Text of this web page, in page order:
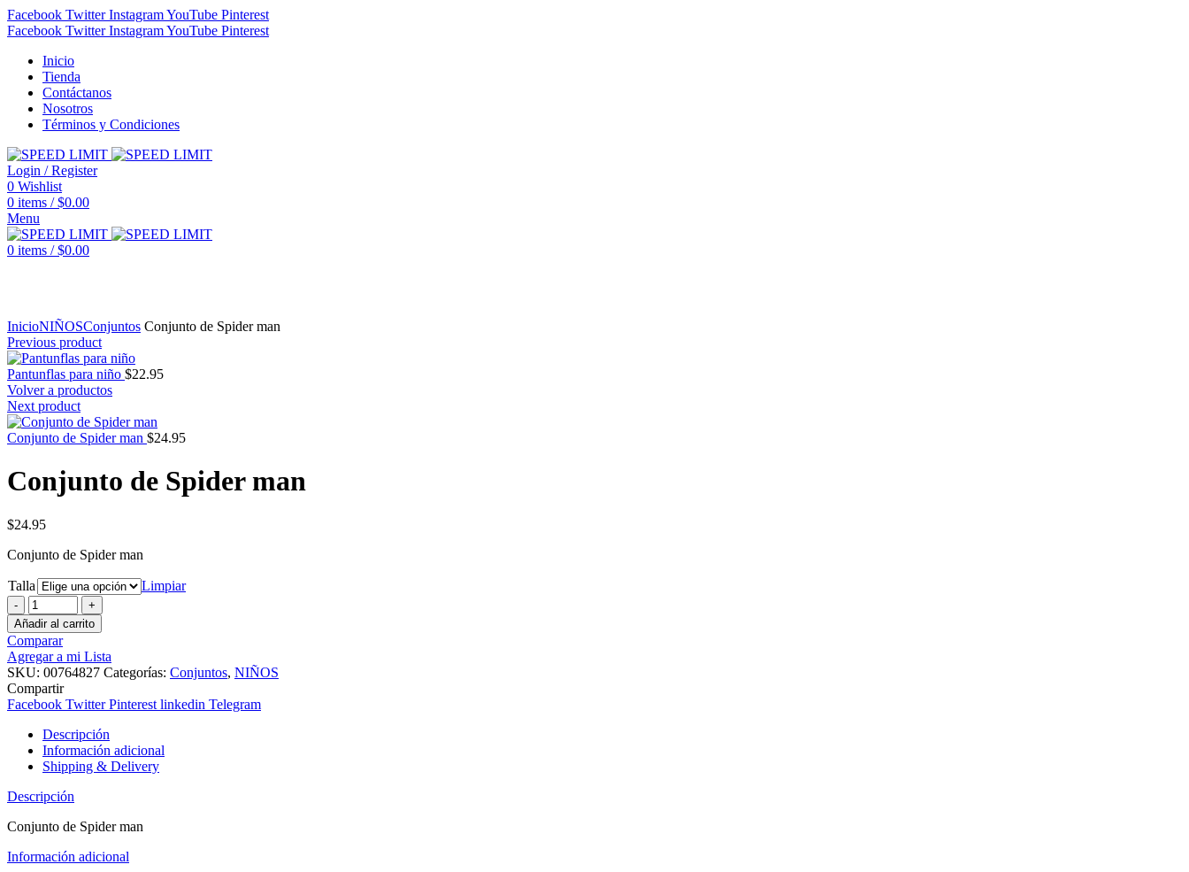
Facebook Twitter InstagramYouTube Pinterest
Facebook Twitter InstagramYouTube Pinterest
Inicio
Tienda
Contáctanos
Nosotros
Términos y Condiciones
Login / Register
0 Wishlist
0 items / $0.00
Menu
0 items / $0.00
InicioNIÑOSConjuntos Conjunto de Spider man
Previous product
Pantunflas para niño $22.95
Volver a productos
Next product
Conjunto de Spider man $24.95
Conjunto de Spider man
$24.95
Conjunto de Spider man
Talla
Limpiar
Conjunto
de
Spider
man
cantidad
Añadir al carrito
Comparar
Agregar a mi Lista
SKU: 00764827 Categorías: Conjuntos, NIÑOS
Compartir
Facebook Twitter Pinterest linkedin Telegram
Descripción
Información adicional
Shipping & Delivery
Descripción
Conjunto de Spider man
Información adicional